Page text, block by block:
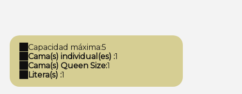
Capacidad máxima:5
Cama(s) individual(es) :1
Cama(s) Queen Size:1
Litera(s) :1